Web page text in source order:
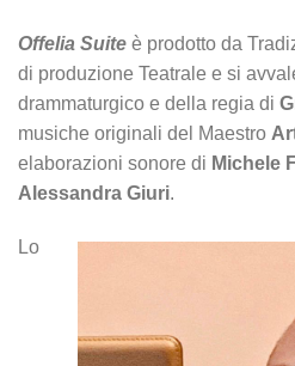
Offelia Suite è prodotto da
di produzione Teatrale e si
drammaturgico e della regia di
musiche originali del Maestro
elaborazioni sonore di Michele
Alessandra Giuri.
Lo